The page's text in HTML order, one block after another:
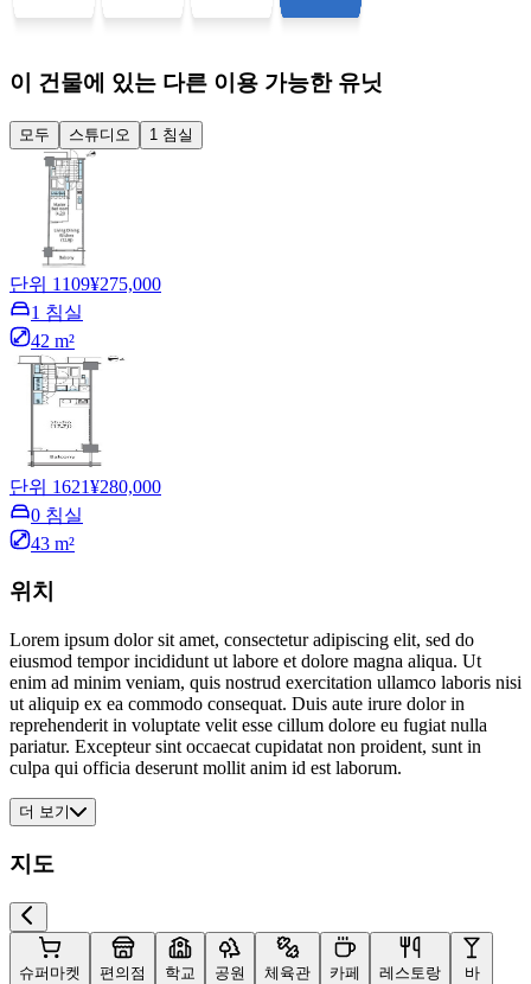
이 건물에 있는 다른 이용 가능한 유닛
모두 스튜디오 1 침실
단위 1109¥275,000
1 침실
42 m²
단위 1621¥280,000
0 침실
43 m²
위치
Lorem ipsum dolor sit amet, consectetur adipiscing elit, sed do
eiusmod tempor incididunt ut labore et dolore magna aliqua. Ut
enim ad minim veniam, quis nostrud exercitation ullamco laboris nisi
ut aliquip ex ea commodo consequat. Duis aute irure dolor in
reprehenderit in voluptate velit esse cillum dolore eu fugiat nulla
pariatur. Excepteur sint occaecat cupidatat non proident, sunt in
culpa qui officia deserunt mollit anim id est laborum.
더 보기
지도
슈퍼마켓 편의점 학교 공원 체육관 카페 레스토랑 바